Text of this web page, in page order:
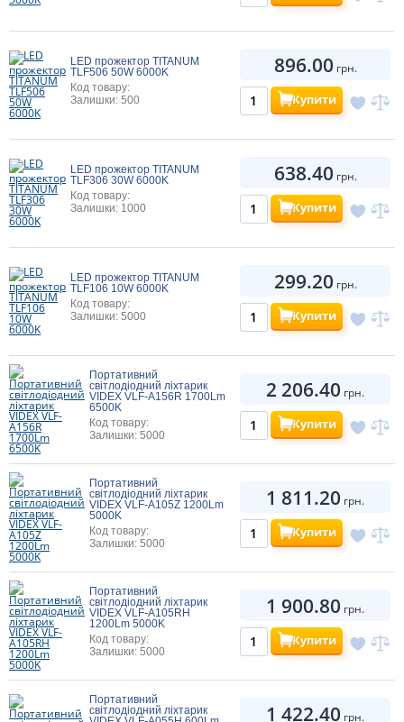
LED прожектор TITANUM
TLF506 50W 6000K
Код товару:
Залишки: 500
896.00 грн.
Купити
LED прожектор TITANUM
TLF306 30W 6000K
Код товару:
Залишки: 1000
638.40 грн.
Купити
LED прожектор TITANUM
TLF106 10W 6000K
Код товару:
Залишки: 5000
299.20 грн.
Купити
Портативний
світлодіодний ліхтарик
VIDEX VLF-A156R 1700Lm
6500K
Код товару:
Залишки: 5000
2 206.40 грн.
Купити
Портативний
світлодіодний ліхтарик
VIDEX VLF-A105Z 1200Lm
5000K
Код товару:
Залишки: 5000
1 811.20 грн.
Купити
Портативний
світлодіодний ліхтарик
VIDEX VLF-A105RH
1200Lm 5000K
Код товару:
Залишки: 5000
1 900.80 грн.
Купити
Портативний
світлодіодний ліхтарик
1 422.40 грн.